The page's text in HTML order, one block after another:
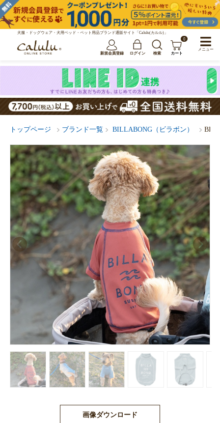
犬服・ドッグウェア・犬用ベッド・ペット用品ブランド通販サイト「Calulu(カルル)」
新規会員登録 ログイン 検索
0
カート
トップページ ブランド一覧 BILLABONG（ビラボン）
画像ダウンロード
メニュー